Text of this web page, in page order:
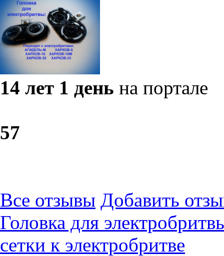
14 лет 1 день на портале
57
Все отзывы Добавить
Головка для
сетки к электробритве